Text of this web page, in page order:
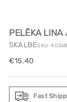
PELĒKA
SKALBESKU:
Regular
€15.40
Fast